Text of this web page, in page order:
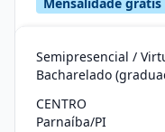
Semipresencial /
Bacharelado
CENTRO
Parnaíba/PI